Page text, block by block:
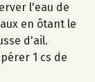
l'eau de
en ôtant le
d'ail.
1 cs de